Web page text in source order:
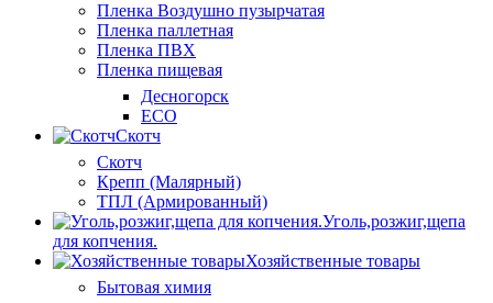
Пленка Воздушно пузырчатая
Пленка паллетная
Пленка ПВХ
Пленка пищевая
Десногорск
ECO
Скотч
Скотч
Крепп (Малярный)
ТПЛ (Армированный)
Уголь,розжиг,щепа
для копчения.
Хозяйственные товары
Бытовая химия